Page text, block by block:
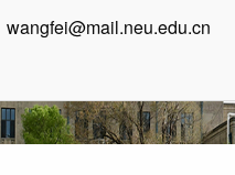
wangfei@mail.neu.edu.cn